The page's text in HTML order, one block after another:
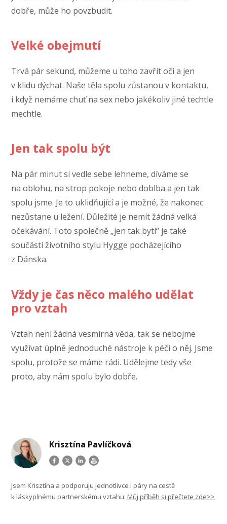
dobře, může ho povzbudit.
Velké obejmutí
Trvá pár sekund, můžeme u toho zavřít oči a jen
v klidu dýchat. Naše těla spolu zůstanou v kontaktu,
i když nemáme chuť na sex nebo jakékoliv jiné techtle
mechtle.
Jen tak spolu být
Na pár minut si vedle sebe lehneme, díváme se
na oblohu, na strop pokoje nebo doblba a jen tak
spolu jsme. Je to uklidňující a je možné, že nakonec
nezůstane u ležení. Důležité je nemít žádná velká
očekávání. Toto společně „jen tak bytí“ je také
součástí životního stylu Hygge pocházejícího
z Dánska.
Vždy je čas něco malého udělat
pro vztah
Vztah není žádná vesmírná věda, tak se nebojme
využívat úplně jednoduché nástroje k péči o něj. Jsme
spolu, protože se máme rádi. Udělejme tedy vše
proto, aby nám spolu bylo dobře.
Krisztína Pavlíčková
Jsem Krisztína a podporuju jednotlivce i páry na cestě
k láskyplnému partnerskému vztahu.Můj příběh si přečtete zde>>